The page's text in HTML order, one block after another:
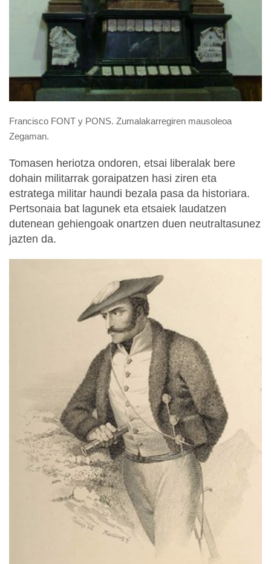
Francisco FONT y PONS. Zumalakarregiren mausoleoa
Zegaman.
Tomasen heriotza ondoren, etsai liberalak bere
dohain militarrak goraipatzen hasi ziren eta
estratega militar haundi bezala pasa da historiara.
Pertsonaia bat lagunek eta etsaiek laudatzen
dutenean gehiengoak onartzen duen neutraltasunez
jazten da.